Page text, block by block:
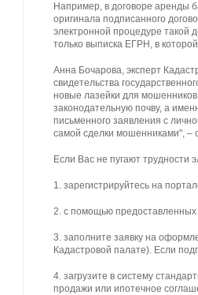
Например, в договоре аренды
оригинала подписанного
электронной процедуре такой
только выписка ЕГРН, в
Анна Бочарова, эксперт
свидетельства
новые лазейки для
законодательную почву, а
письменного заявления с
самой сделки мошенниками", –
Если Вас не пугают трудности
1. зарегистрируйтесь на
2. с помощью предоставленных
3. заполните заявку на
Кадастровой палате). Если
4. загрузите в систему
продажи или ипотечное